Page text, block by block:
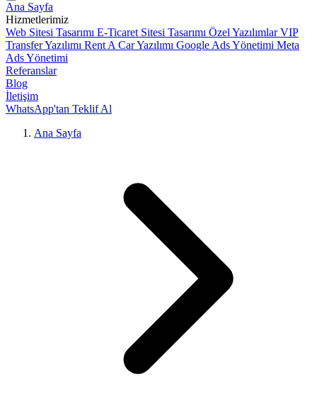
Ana Sayfa
Hizmetlerimiz
Web Sitesi Tasarımı E-Ticaret Sitesi Tasarımı Özel YazılımlarVIP
Transfer Yazılımı Rent A Car Yazılımı Google Ads Yönetimi Meta
Ads Yönetimi
Referanslar
Blog
İletişim
WhatsApp'tan Teklif Al
Ana Sayfa